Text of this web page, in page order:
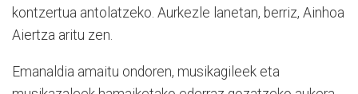
kontzertua antolatzeko. Aurkezle lanetan, berriz, Ainhoa
Aiertza aritu zen.
Emanaldia amaitu ondoren, musikagileek eta